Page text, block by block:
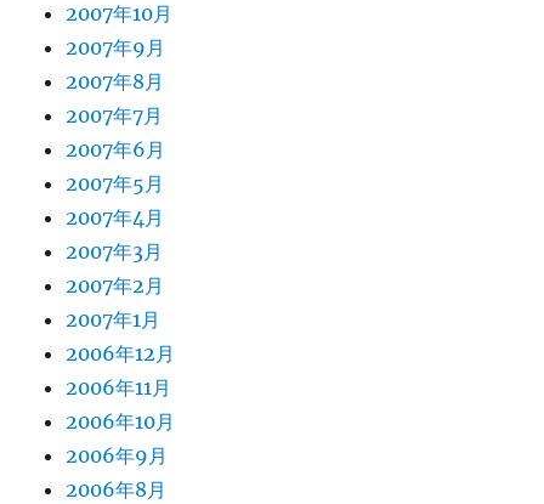
2007年10月
2007年9月
2007年8月
2007年7月
2007年6月
2007年5月
2007年4月
2007年3月
2007年2月
2007年1月
2006年12月
2006年11月
2006年10月
2006年9月
2006年8月